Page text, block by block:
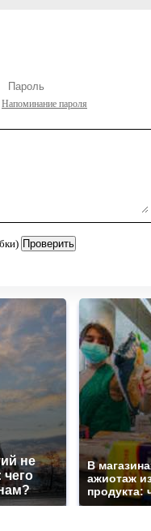
Напоминание пароля
не
чего
В
ажиотаж
продукта: